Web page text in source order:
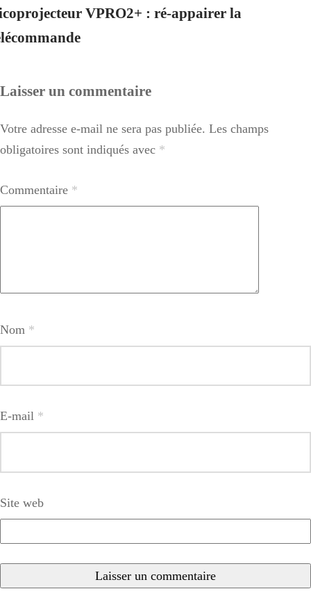
VPRO2+ : ré-appairer la
Laisser un commentaire
Votre adresse e-mail ne sera pas publiée. Les champs
obligatoires sont indiqués avec *
Commentaire *
Nom *
E-mail *
Site web